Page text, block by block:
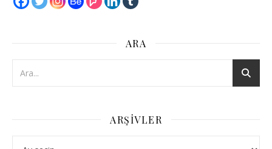
ARA
ARŞIVLER